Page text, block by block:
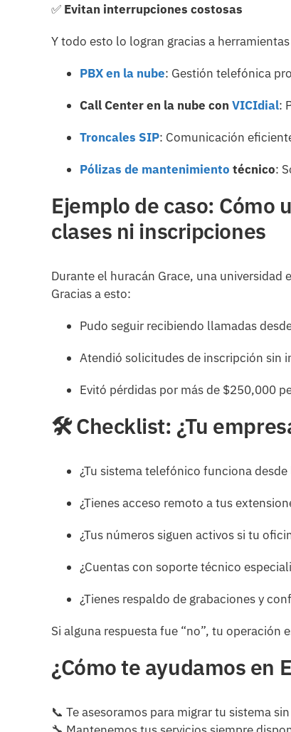
✅ Evitan interrupciones costosas
Y todo esto lo logran gracias a
PBX en la nube: Gestión telefónica
Call Center en la nube con VICIdial:
Troncales SIP: Comunicación
Pólizas de mantenimiento técnico:
Ejemplo de caso: Cómo
clases ni inscripciones
Durante el huracán Grace, una universidad
Gracias a esto:
Pudo seguir recibiendo llamadas
Atendió solicitudes de inscripción sin
Evitó pérdidas por más de $250,000
🛠️ Checklist: ¿Tu
¿Tu sistema telefónico funciona desde
¿Tienes acceso remoto a tus
¿Tus números siguen activos si tu
¿Cuentas con soporte técnico
¿Tienes respaldo de grabaciones y
Si alguna respuesta fue “no”, tu operación
¿Cómo te ayudamos en
📞 Te asesoramos para migrar tu sistema